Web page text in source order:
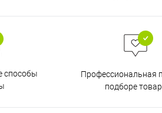
способы
Профессиональная
подборе